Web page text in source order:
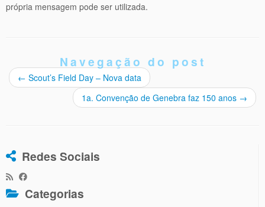
própria mensagem pode ser utilizada.
Navegação do post
← Scout’s Field Day – Nova data
1a. Convenção de Genebra faz 150 anos →
Redes Sociais
Categorias